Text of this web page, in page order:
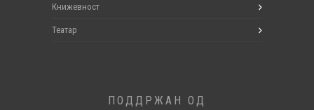
Книжевност
Театар
ПОДДРЖАН ОД